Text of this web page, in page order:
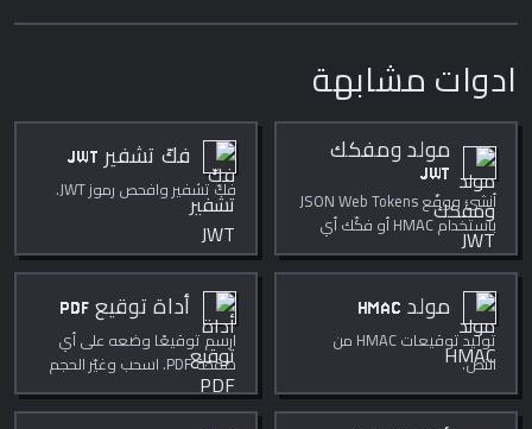
ادوات مشابهة
مولد ومفكك
JWT
أنشئ ووقّع JSON Web Tokens
باستخدام HMAC أو فكّك أي
JWT.
فكّ تشفير JWT
فكّ تشفير وافحص رموز JWT.
مولد HMAC
توليد توقيعات HMAC من
النص.
أداة توقيع PDF
ارسم توقيعًا وضعه على أي
صفحة PDF. اسحب وغيّر الحجم
ونزّل داخل المتصفح.